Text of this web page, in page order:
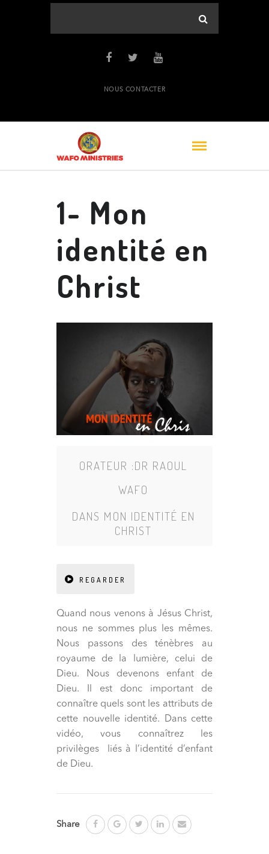
NOUS CONTACTER
1- Mon
identité en
Christ
ORATEUR :DR RAOUL
WAFO
DANS MON IDENTITÉ EN
CHRIST
REGARDER
Quand nous venons à Jésus Christ,
nous ne sommes plus les mêmes.
Nous passons des ténèbres au
royaume de la lumière, celui de
Dieu. Nous devenons enfant de
Dieu. Il est donc important de
connaître quels sont les attributs de
cette nouvelle identité. Dans cette
vidéo, vous connaîtrez les
privilèges liés à l’identité d’enfant
de Dieu.
Share